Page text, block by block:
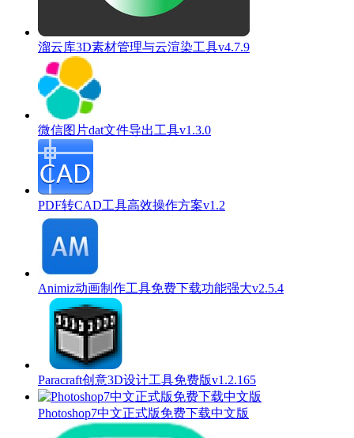
溜云库3D素材管理与云渲染工具v4.7.9
微信图片dat文件导出工具v1.3.0
PDF转CAD工具高效操作方案v1.2
Animiz动画制作工具免费下载功能强大v2.5.4
Paracraft创意3D设计工具免费版v1.2.165
Photoshop7中文正式版免费下载中文版